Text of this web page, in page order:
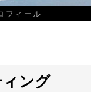
フィール
ング